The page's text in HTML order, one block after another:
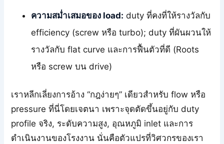
ความสม่ำเสมอของ load: duty ที่คงที่ให้รางวัลกับ
efficiency (screw หรือ turbo); duty ที่ผันผวนให้
รางวัลกับ flat curve และการฟื้นตัวที่ดี (Roots
หรือ screw บน drive)
เราหลีกเลี่ยงการอ้าง “กฎง่ายๆ” เดียวสำหรับ flow หรือ
pressure ที่นี่โดยเจตนา เพราะจุดตัดขึ้นอยู่กับ duty
profile จริง, ระดับความสูง, อุณหภูมิ inlet และการ
ดำเนินงานของโรงงาน นั่นคือตัวแปรที่วิศวกรของเรา